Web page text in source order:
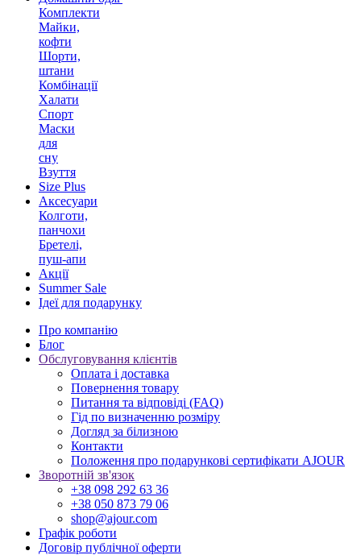
Комплекти
Майки,
кофти
Шорти,
штани
Комбінації
Халати
Спорт
Маски
для
сну
Взуття
Size Plus
Аксесуари
Колготи,
панчохи
Бретелі,
пуш-апи
Акції
Summer Sale
Ідеї для подарунку
Про компанію
Блог
Обслуговування клієнтів
Оплата і доставка
Повернення товару
Питання та відповіді (FAQ)
Гід по визначенню розміру
Догляд за білизною
Контакти
Положення про подарункові сертифікати AJOUR
Зворотній зв'язок
+38 098 292 63 36
+38 050 873 79 06
shop@ajour.com
Графік роботи
Договір публічної оферти